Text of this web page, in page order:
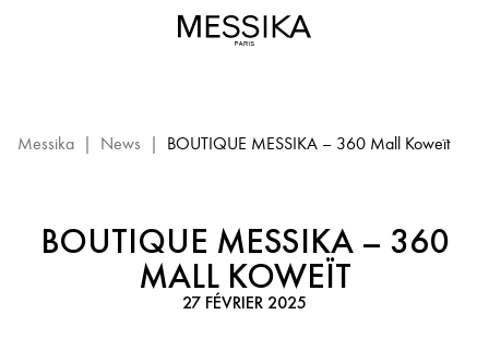
Koweït
Messika | News | BOUTIQUE MESSIKA – 360 Mall Koweït
BOUTIQUE MESSIKA – 360
MALL KOWEÏT
27 FÉVRIER 2025